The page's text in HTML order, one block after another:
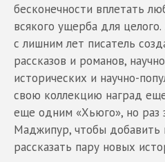
бесконечности вплетать
всякого ущерба для
с лишним лет писатель
рассказов и романов,
исторических и научно-
свою коллекцию наград
еще одним «Хьюго», но раз
Маджипур, чтобы добавить
рассказать пару новых